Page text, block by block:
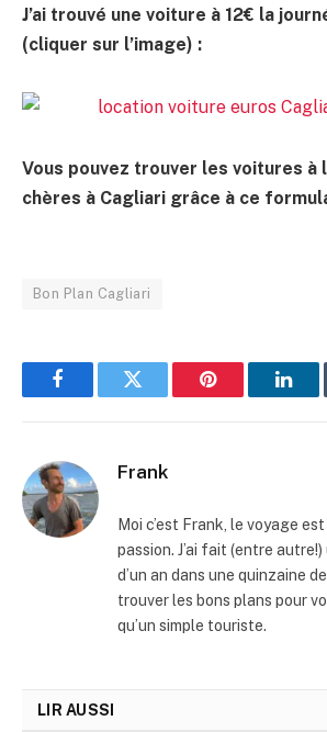
J’ai trouvé une voiture à 12€ la
(cliquer sur l’image) :
Vous pouvez trouver les voitures à
chères à Cagliari grâce à ce
Bon Plan Cagliari
FacebookTwitter Pinterest
Frank
Moi c’est Frank, le voyage
passion. J’ai fait (entre
d’un an dans une quinzaine de
trouver les bons plans pour
qu’un simple touriste.
LIR AUSSI